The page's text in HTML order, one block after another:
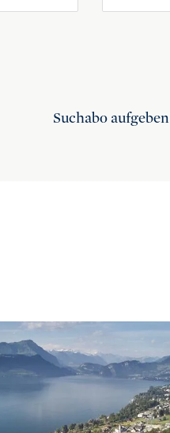
Suchabo aufgeben